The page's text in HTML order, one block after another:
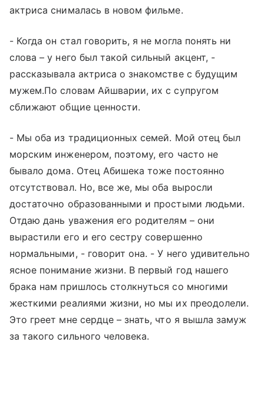
актриса снималась в новом фильме.
- Когда он стал говорить, я не могла понять ни
слова – у него был такой сильный акцент, -
рассказывала актриса о знакомстве с будущим
мужем.По словам Айшварии, их с супругом
сближают общие ценности.
- Мы оба из традиционных семей. Мой отец был
морским инженером, поэтому, его часто не
бывало дома. Отец Абишека тоже постоянно
отсутствовал. Но, все же, мы оба выросли
достаточно образованными и простыми людьми.
Отдаю дань уважения его родителям – они
вырастили его и его сестру совершенно
нормальными, - говорит она. - У него удивительно
ясное понимание жизни. В первый год нашего
брака нам пришлось столкнуться со многими
жесткими реалиями жизни, но мы их преодолели.
Это греет мне сердце – знать, что я вышла замуж
за такого сильного человека.